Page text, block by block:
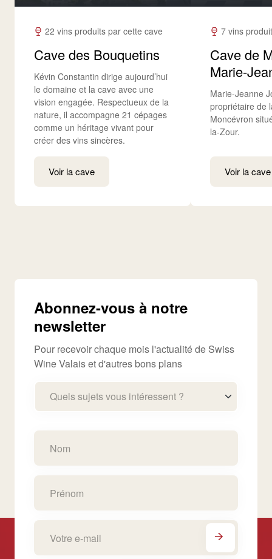
22 vins produits par cette cave
Cave des Bouquetins
Kévin Constantin dirige aujourd’hui
le domaine et la cave avec une
vision engagée. Respectueux de la
nature, il accompagne 21 cépages
comme un héritage vivant pour
créer des vins sincères.
Voir la cave
7 vins
Cave de
Marie-
Marie-Jeanne
propriétaire de
Moncévron
la-Zour.
Voir la cave
Abonnez-vous à notre
newsletter
Pour recevoir chaque mois l'actualité de Swiss
Wine Valais et d'autres bons plans
Quels sujets vous intéressent ?